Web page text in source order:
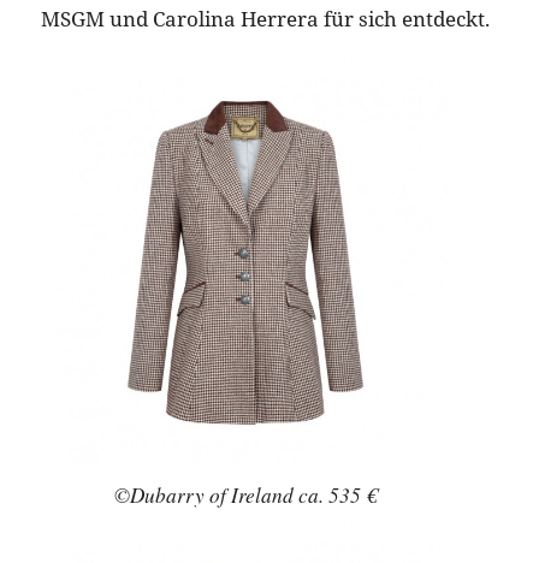
MSGM und Carolina Herrera für sich entdeckt.
©Dubarry of Ireland ca. 535 €